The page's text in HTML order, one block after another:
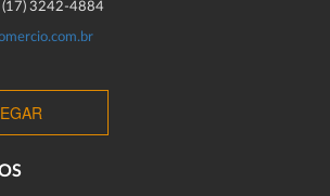
3242-4884